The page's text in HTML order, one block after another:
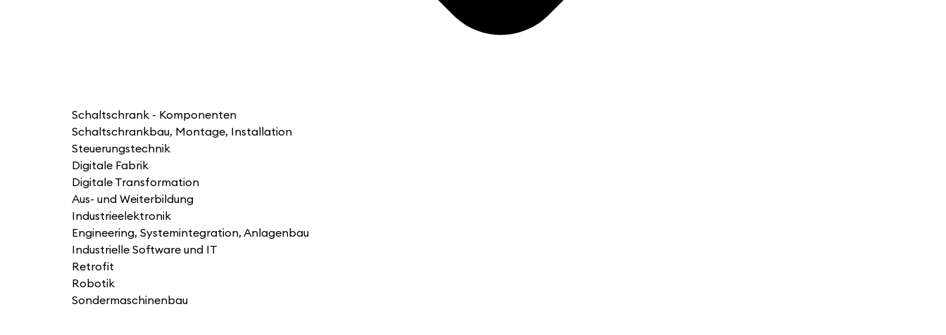
Schaltschrank - Komponenten
Schaltschrankbau, Montage, Installation
Steuerungstechnik
Digitale Fabrik
Digitale Transformation
Aus- und Weiterbildung
Industrieelektronik
Engineering, Systemintegration, Anlagenbau
Industrielle Software und IT
Retrofit
Robotik
Sondermaschinenbau